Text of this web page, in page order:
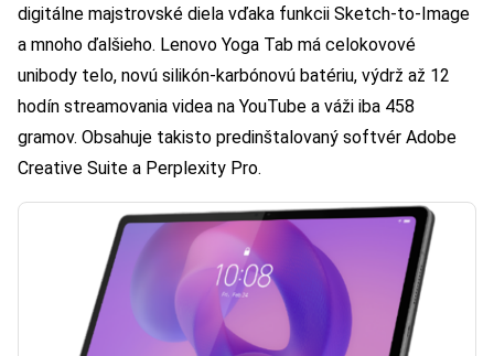
digitálne majstrovské diela vďaka funkcii Sketch-to-Image
a mnoho ďalšieho. Lenovo Yoga Tab má celokovové
unibody telo, novú silikón-karbónovú batériu, výdrž až 12
hodín streamovania videa na YouTube a váži iba 458
gramov. Obsahuje takisto predinštalovaný softvér Adobe
Creative Suite a Perplexity Pro.